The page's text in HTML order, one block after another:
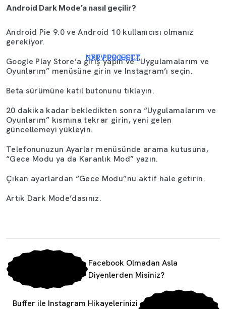
Android Dark Mode’a nasıl geçilir?
Android Pie 9.0 ve Android 10 kullanıcısı olmanız
gerekiyor.
Google Play Store’a giriş yapın ve “Uygulamalarım ve
Oyunlarım” menüsüne girin ve Instagram’ı seçin.
Beta sürümüne katıl butonunu tıklayın.
20 dakika kadar bekledikten sonra “Uygulamalarım ve
Oyunlarım” kısmına tekrar girin, yeni gelen
güncellemeyi yükleyin.
Telefonunuzun Ayarlar menüsünde arama kutusuna,
“Gece Modu ya da Karanlık Mod” yazın.
Çıkan ayarlardan “Gece Modu”nu aktif hale getirin.
Artık Dark Mode’dasınız.
PRV PROJECT
Facebook Olmadan Asla
Diyenlerden Misiniz?
Buffer ile Instagram Hikayelerinizi
NXT PROJECT